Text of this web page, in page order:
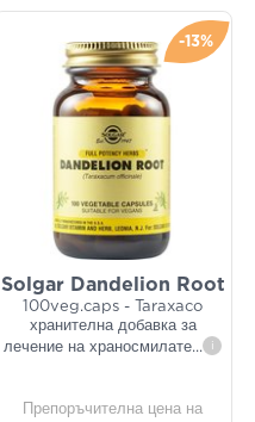
-13%
Solgar Dandelion Root
100veg.caps - Taraxaco
хранителна добавка за
лечение на храносмилате... i
Препоръчителна цена на